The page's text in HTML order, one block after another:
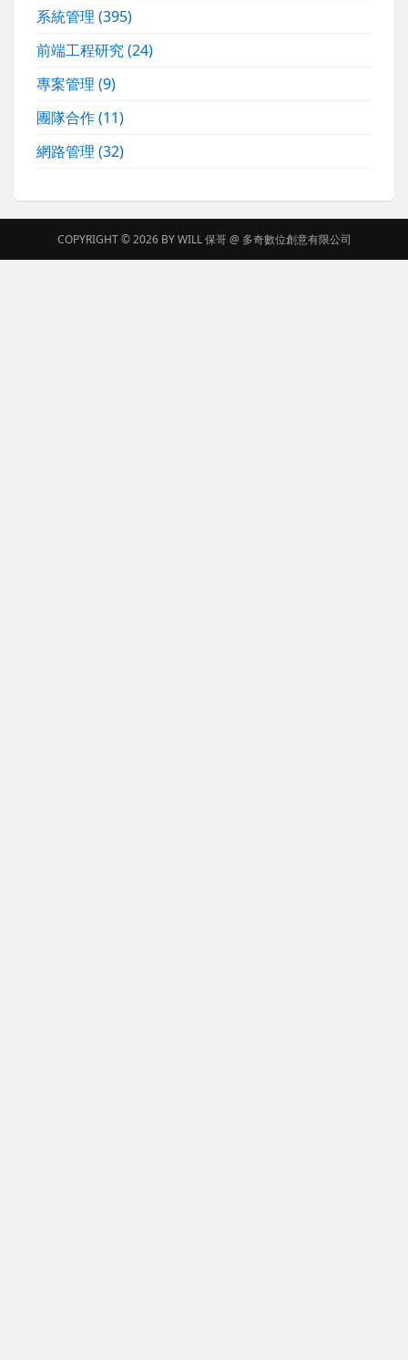
系統管理(395)
前端工程研究(24)
專案管理(9)
團隊合作(11)
網路管理(32)
COPYRIGHT © 2026 BYWILL 保哥@ 多奇數位創意有限公司